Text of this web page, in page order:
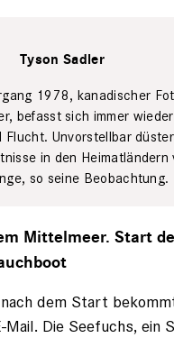
Tyson Sadler
1978, kanadischer
befasst sich immer
Flucht. Unvorstellbar
in den Heimatländern
so seine Beobachtung.
Mittelmeer. Start
dem Start
Mail. Die Seefuchs, ein